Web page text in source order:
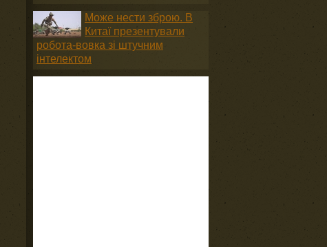
Може нести зброю. В
Китаї презентували
робота-вовка зі штучним
інтелектом